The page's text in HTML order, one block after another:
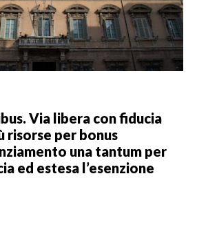
Via libera con fiducia
risorse per bonus
una tantum per
ed estesa l’esenzione